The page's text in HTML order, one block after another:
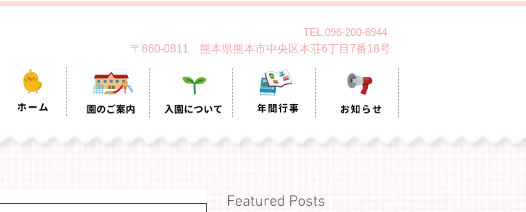
〒860-0811 熊本県熊本市中央区本荘6丁目7番18号
TEL.096-200-6944
Featured Posts